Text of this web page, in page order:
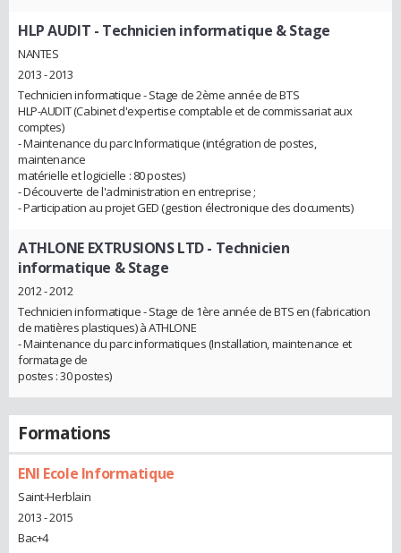
HLP AUDIT - Technicien informatique & Stage
NANTES
2013 - 2013
Technicien informatique - Stage de 2ème année de BTS
HLP-AUDIT (Cabinet d'expertise comptable et de commissariat aux
comptes)
- Maintenance du parc Informatique (intégration de postes,
maintenance
matérielle et logicielle : 80 postes)
- Découverte de l'administration en entreprise ;
- Participation au projet GED (gestion électronique des documents)
ATHLONE EXTRUSIONS LTD- Technicien
informatique & Stage
2012 - 2012
Technicien informatique - Stage de 1ère année de BTS en (fabrication
de matières plastiques) à ATHLONE
- Maintenance du parc informatiques (Installation, maintenance et
formatage de
postes : 30 postes)
Formations
ENI Ecole Informatique
Saint-Herblain
2013 - 2015
Bac+4